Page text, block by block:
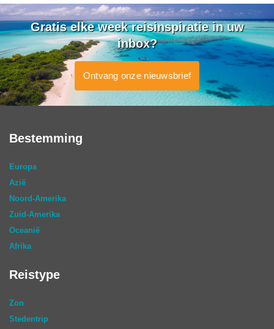
Gratis elke week reisinspiratie in uw
inbox?
Ontvang onze nieuwsbrief
Bestemming
Europa
Azië
Noord-Amerika
Zuid-Amerika
Oceanië
Afrika
Reistype
Zon
Stedentrip